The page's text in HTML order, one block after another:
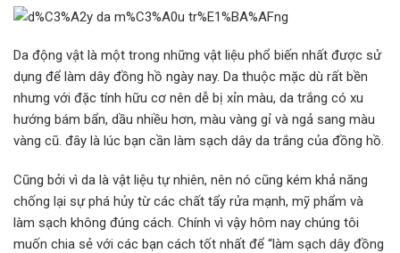
Da động vật là một trong những vật liệu phổ biến nhất được sử
dụng để làm dây đồng hồ ngày nay. Da thuộc mặc dù rất bền
nhưng với đặc tính hữu cơ nên dễ bị xỉn màu, da trắng có xu
hướng bám bẩn, dầu nhiều hơn, màu vàng gỉ và ngả sang màu
vàng cũ. đây là lúc bạn cần làm sạch dây da trắng của đồng hồ.
Cũng bởi vì da là vật liệu tự nhiên, nên nó cũng kém khả năng
chống lại sự phá hủy từ các chất tẩy rửa mạnh, mỹ phẩm và
làm sạch không đúng cách. Chính vì vậy hôm nay chúng tôi
muốn chia sẻ với các bạn cách tốt nhất để “làm sạch dây đồng